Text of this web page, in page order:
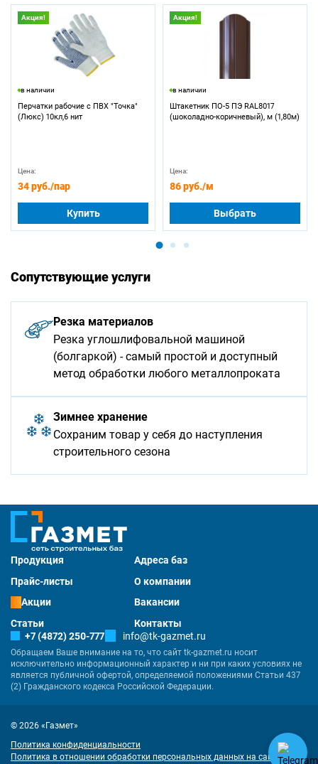
Акция!
в наличии
Перчатки рабочие с ПВХ "Точка"
(Люкс) 10кл,6 нит
Цена:
34 руб./пар
Купить
Акция!
в наличии
Штакетник ПО-5 ПЭ RAL8017
(шоколадно-коричневый), м (1,80м)
Цена:
86 руб./м
Выбрать
Сопутствующие услуги
Резка материалов
Резка углошлифовальной машиной
(болгаркой) - самый простой и доступный
метод обработки любого металлопроката
Зимнее хранение
Сохраним товар у себя до наступления
строительного сезона
Продукция
Адреса баз
Прайс-листы
О компании
Акции
Вакансии
Статьи
Контакты
+7 (4872) 250-777
info@tk-gazmet.ru
Обращаем Ваше внимание на то, что сайт tk-gazmet.ru носит
исключительно информационный характер и ни при каких условиях не
является публичной офертой, определяемой положениями Статьи 437
(2) Гражданского кодекса Российской Федерации.
© 2026 «Газмет»
Политика конфиденциальности
Политика в отношении обработки персональных данных на сайте